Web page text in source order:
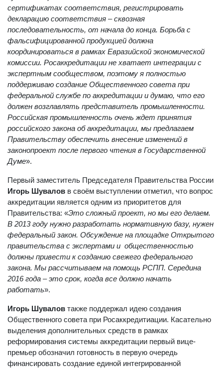
будет содержать сведения о всех выдаваемых
сертификатах соответствия, регистрировать
декларацию соответствия – сквозная
последовательность, от начала до конца. Борьба с
фальсифицированной продукцией должна
координироваться в рамках Евразийской экономической
комиссии. Росаккредитации не хватает интеграции с
экспертным сообществом, поэтому я полностью
поддерживаю создание Общественного совета при
федеральной службе по аккредитации и думаю, что его
должен возглавлять представитель промышленности.
Российская промышленность очень ждет принятия
российского закона об аккредитации, мы предлагаем
Правительству обеспечить внесение изменений в
законопроект после первого чтения в Государственной
Первый заместитель Председателя Правительства России
Игорь Шуваловв своём выступлении отметил, что вопрос
аккредитации является одним из приоритетов для
Правительства: «Это сложный проект, но мы его делаем.
В 2013 году нужно разработать нормативную базу, нужен
федеральный закон. Обсуждение на площадке Открытого
правительства с экспертами и общественностью
должны привести к созданию свежего федерального
закона. Мы рассчитываем на помощь РСПП. Середина
2016 года – это срок, когда все должно начать
Игорь Шуваловтакже поддержал идею создания
Общественного совета при Росаккредитиации. Касательно
выделения дополнительных средств в рамках
реформирования системы аккредитации первый вице-
премьер обозначил готовность в первую очередь